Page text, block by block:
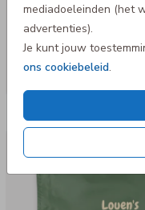
mediadoeleinden (het
advertenties).
Je kunt jouw
ons cookiebeleid.
Nog meer in